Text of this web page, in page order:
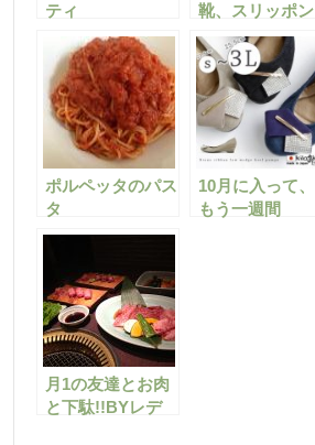
ティ
靴、スリッポン
ポルペッタのパス
タ
10月に入って、
もう一週間
月1の友達とお肉
と下駄!!BYレデ